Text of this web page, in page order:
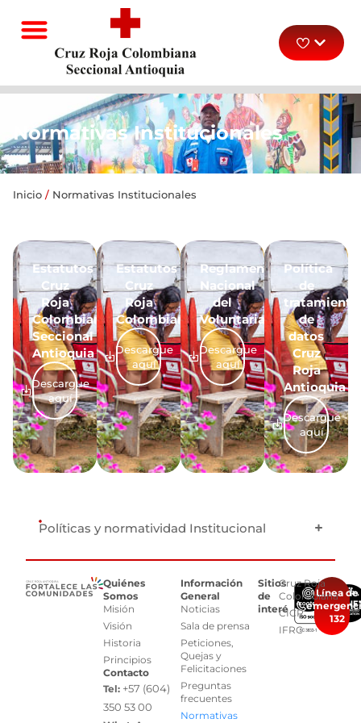
Normativas Institucionales
Inicio / Normativas Institucionales
Estatutos
Cruz
Roja
Colombiana
Seccional
Antioquia
Descargue
aquí
Estatutos
Cruz
Roja
Colombiana
Descargue
aquí
Reglamento
Nacional
del
Voluntariado
Descargue
aquí
Política
de
tratamiento
de
datos
Cruz
Roja
Antioquia
Descargue
aquí
Políticas y normatividad Institucional
Quiénes
Somos
Misión
Visión
Historia
Principios
Contacto
Tel: +57 (604)
350 53 00
Información
General
Noticias
Sala de prensa
Peticiones,
Quejas y
Felicitaciones
Preguntas
frecuentes
Normativas
Sitios
de
interés
Cruz Roja
Colombiana
CICR
IFRC
Línea de
132